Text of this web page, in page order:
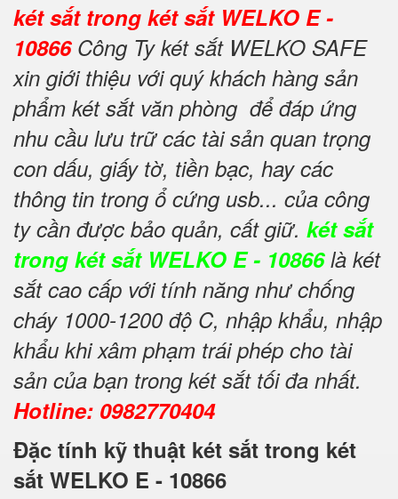
két sắt trong két sắt WELKO E -
10866 Công Ty két sắt WELKO SAFE
xin giới thiệu với quý khách hàng sản
phẩm két sắt văn phòng để đáp ứng
nhu cầu lưu trữ các tài sản quan trọng
con dấu, giấy tờ, tiền bạc, hay các
thông tin trong ổ cứng usb... của công
ty cần được bảo quản, cất giữ. két sắt
trong két sắt WELKO E - 10866là két
sắt cao cấp với tính năng như chống
cháy 1000-1200 độ C, nhập khẩu, nhập
khẩu khi xâm phạm trái phép cho tài
sản của bạn trong két sắt tối đa nhất.
Hotline: 0982770404
Đặc tính kỹ thuật két sắt trong két
sắt WELKO E - 10866